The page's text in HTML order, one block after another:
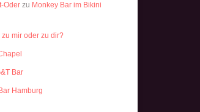
Oder zu Monkey Bar im Bikini
zu mir oder zu dir?
Bar
Hamburg